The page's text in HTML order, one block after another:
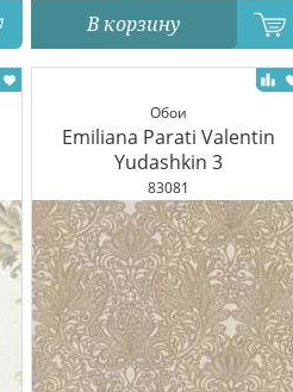
В корзину
Обои
Emiliana Parati Valentin
Yudashkin 3
83081